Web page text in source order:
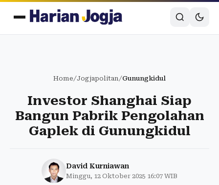
Home/Jogjapolitan/Gunungkidul
Investor Shanghai Siap
Bangun Pabrik Pengolahan
Gaplek di Gunungkidul
David Kurniawan
Minggu, 12 Oktober 2025 16:07 WIB